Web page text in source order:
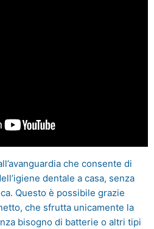
che consente di
dentale a casa, senza
Questo è possibile grazie
che sfrutta unicamente la
bisogno di batterie o altri tipi